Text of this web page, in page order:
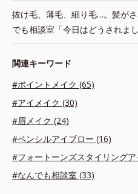
抜け毛、薄毛、細り毛…。髪が
でも相談室「今日はどうされま
関連キーワード
#ポイントメイク (65)
#アイメイク (30)
#眉メイク (24)
#ペンシルアイブロー (16)
#フォートーンズスタイリング
#なんでも相談室 (33)